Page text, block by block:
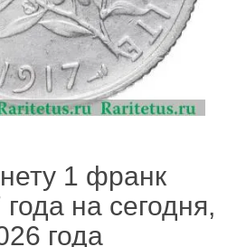
1 франк
на сегодня,
года